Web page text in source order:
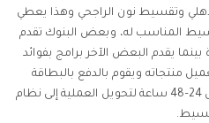
وتقسيط نون الراجحي وهذا يعطي
المناسب له، وبعض البنوك تقدم
يقدم البعض الآخر برامج بفوائد
منتجاته ويقوم بالدفع بالبطاقة
الائتمانية ثم يتواصل مع البنك خلال 24–48 ساعة لتحويل العملية إلى نظام